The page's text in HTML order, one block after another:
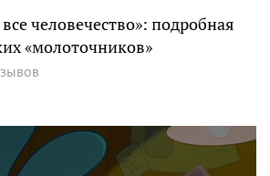
человечество»: подробная
«молоточников»